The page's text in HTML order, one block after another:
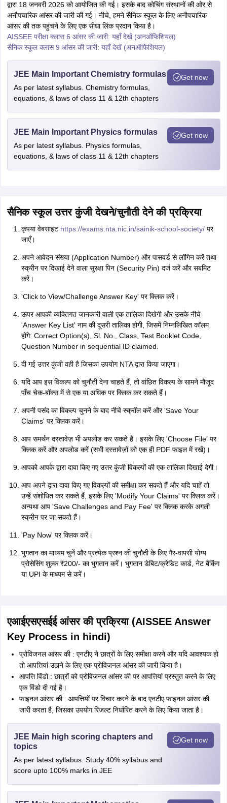
द्वारा 18 जनवरी 2026 को आयोजित की गई। इसके बाद कोचिंग संस्थानों की ओर से
अनौपचारिक आंसर की जारी की गई। नीचे, हमने सैनिक स्कूल के लिए अनौपचारिक
आंसर की तक पहुंचने के लिए एक सीधा लिंक प्रदान किया है।
AISSEE परीक्षा क्लास 6 आंसर की जारी: यहाँ देखें (अनऑफिशियल)
सैनिक स्कूल क्लास 9 आंसर की जारी: यहाँ देखें (अनऑफिशियल)
JEE Main Important Chemistry formulas
As per latest syllabus. Chemistry formulas,
equations, & laws of class 11 & 12th chapters
Get now
JEE Main Important Physics formulas
As per latest syllabus. Physics formulas,
equations, & laws of class 11 & 12th chapters
Get now
सैनिक स्कूल उत्तर कुंजी देखने/चुनौती देने की प्रक्रिया
कृपया वेबसाइटhttps://exams.nta.nic.in/sainik-school-society/पर
जाएँ।
अपने आवेदन संख्या (Application Number) और पासवर्ड से लॉगिन करें तथा
स्क्रीन पर दिखाई देने वाला सुरक्षा पिन (Security Pin) दर्ज करें और सबमिट
करें।
'Click to View/Challenge Answer Key' पर क्लिक करें।
ऊपर आपकी व्यक्तिगत जानकारी वाली एक तालिका दिखेगी और उसके नीचे
'Answer Key List' नाम की दूसरी तालिका होगी, जिसमें निम्नलिखित कॉलम
होंगे: Correct Option(s), Sl. No., Class, Test Booklet Code,
Question Number in sequential ID claimed.
दी गई उत्तर कुंजी वही है जिसका उपयोग NTA द्वारा किया जाएगा।
यदि आप इस विकल्प को चुनौती देना चाहते हैं, तो वांछित विकल्प के सामने मौजूद
पाँच चेक-बॉक्स में से एक या अधिक पर क्लिक कर सकते हैं।
अपनी पसंद का विकल्प चुनने के बाद नीचे स्क्रॉल करें और 'Save Your
Claims' पर क्लिक करें।
आप समर्थन दस्तावेज़ भी अपलोड कर सकते हैं। इसके लिए 'Choose File' पर
क्लिक करें और अपलोड करें (सभी दस्तावेज़ों को एक ही PDF फाइल में रखें)।
आपको आपके द्वारा दावा किए गए उत्तर कुंजी विकल्पों की एक तालिका दिखाई देगी।
आप अपने द्वारा दावा किए गए विकल्पों की समीक्षा कर सकते हैं और यदि चाहें तो
उन्हें संशोधित कर सकते हैं, इसके लिए 'Modify Your Claims' पर क्लिक करें।
अन्यथा आप 'Save Challenges and Pay Fee' पर क्लिक करके अगली
स्क्रीन पर जा सकते हैं।
'Pay Now' पर क्लिक करें।
भुगतान का माध्यम चुनें और प्रत्येक प्रश्न की चुनौती के लिए गैर-वापसी योग्य
प्रोसेसिंग शुल्क ₹200/- का भुगतान करें। भुगतान डेबिट/क्रेडिट कार्ड, नेट बैंकिंग
या UPI के माध्यम से करें।
एआईएसएसईई आंसर की प्रक्रिया (AISSEE Answer
Key Process in hindi)
प्रोविजनल आंसर की : एनटीए ने छात्रों के लिए समीक्षा करने और यदि आवश्यक हो
तो आपत्तियां उठाने के लिए एक प्रोविजनल आंसर की जारी किया है।
आपत्ति विंडो : छात्रों को प्रोविजनल आंसर की पर आपत्तियां प्रस्तुत करने के लिए
एक विंडो दी गई है।
फाइनल आंसर की : आपत्तियों पर विचार करने के बाद एनटीए फाइनल आंसर की
जारी करता है, जिसका उपयोग रिजल्ट निर्धारित करने के लिए किया जाता है।
JEE Main high scoring chapters and
topics
As per latest syllabus. Study 40% syllabus and
score upto 100% marks in JEE
Get now